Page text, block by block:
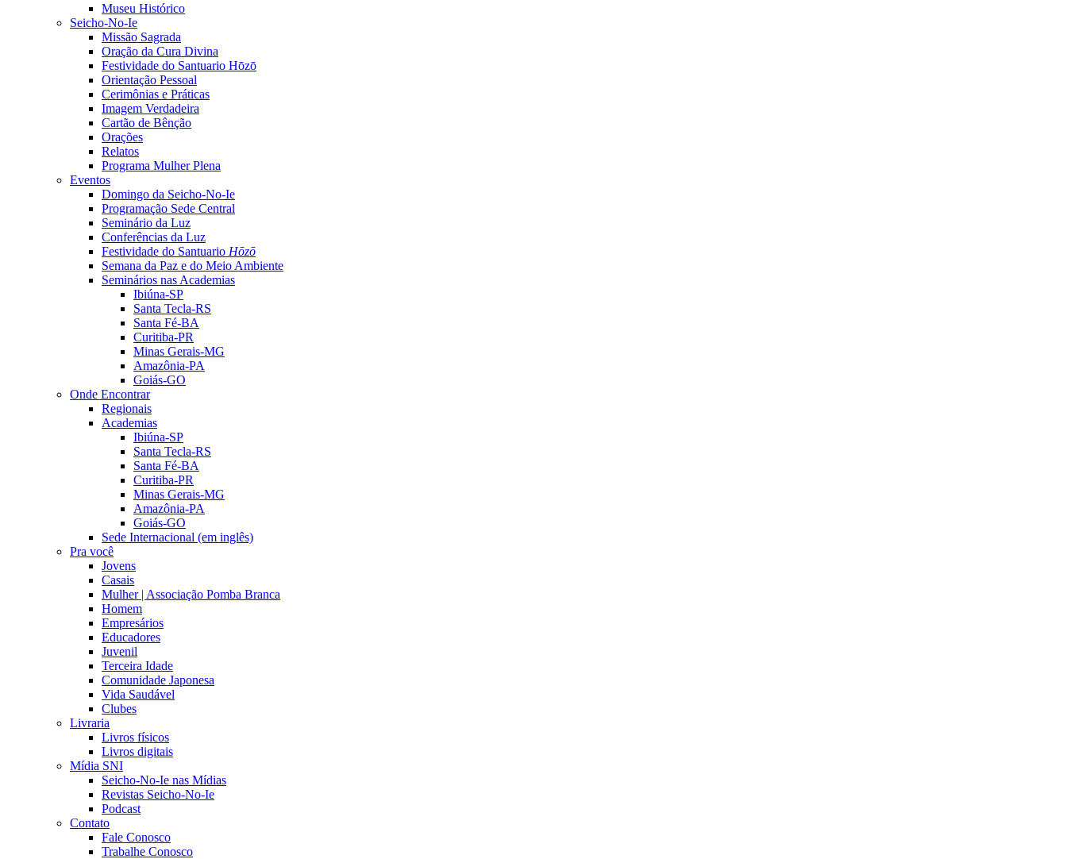
Museu Histórico
Seicho-No-Ie
Missão Sagrada
Oração da Cura Divina
Festividade do Santuario Hōzō
Orientação Pessoal
Cerimônias e Práticas
Imagem Verdadeira
Cartão de Bênção
Orações
Relatos
Programa Mulher Plena
Eventos
Domingo da Seicho-No-Ie
Programação Sede Central
Seminário da Luz
Conferências da Luz
Festividade do Santuario Hōzō
Semana da Paz e do Meio Ambiente
Seminários nas Academias
Ibiúna-SP
Santa Tecla-RS
Santa Fé-BA
Curitiba-PR
Minas Gerais-MG
Amazônia-PA
Goiás-GO
Onde Encontrar
Regionais
Academias
Ibiúna-SP
Santa Tecla-RS
Santa Fé-BA
Curitiba-PR
Minas Gerais-MG
Amazônia-PA
Goiás-GO
Sede Internacional (em inglês)
Pra você
Jovens
Casais
Mulher | Associação Pomba Branca
Homem
Empresários
Educadores
Juvenil
Terceira Idade
Comunidade Japonesa
Vida Saudável
Clubes
Livraria
Livros físicos
Livros digitais
Mídia SNI
Seicho-No-Ie nas Mídias
Revistas Seicho-No-Ie
Podcast
Contato
Fale Conosco
Trabalhe Conosco